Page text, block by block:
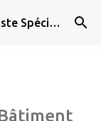
Création Logo Immobilier | Graphiste Spécialisé